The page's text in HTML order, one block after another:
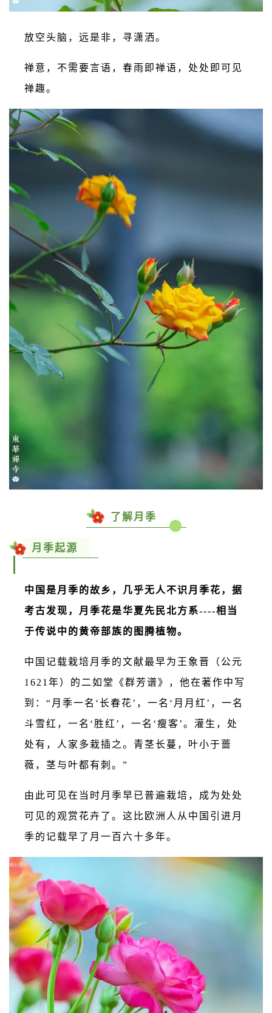
放空头脑，远是非，寻潇洒。
禅意，不需要言语，春雨即禅语，处处即可见
禅趣。
了解月季
月季起源
中国是月季的故乡，几乎无人不识月季花，据
考古发现，月季花是华夏先民北方系----相当
于传说中的黄帝部族的图腾植物。
中国记载栽培月季的文献最早为王象晋（公元
1621年）的二如堂《群芳谱》，他在著作中写
到：“月季一名‘长春花’，一名‘月月红’，一名
斗雪红，一名‘胜红’，一名‘瘦客’。灌生，处
处有，人家多栽插之。青茎长蔓，叶小于蔷
薇，茎与叶都有刺。”
由此可见在当时月季早已普遍栽培，成为处处
可见的观赏花卉了。这比欧洲人从中国引进月
季的记载早了月一百六十多年。